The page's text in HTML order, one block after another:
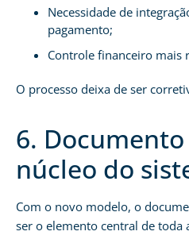
Necessidade de
pagamento;
Controle financeiro mais
O processo deixa de ser
6.
núcleo do
Com o novo modelo, o
ser o elemento central de toda